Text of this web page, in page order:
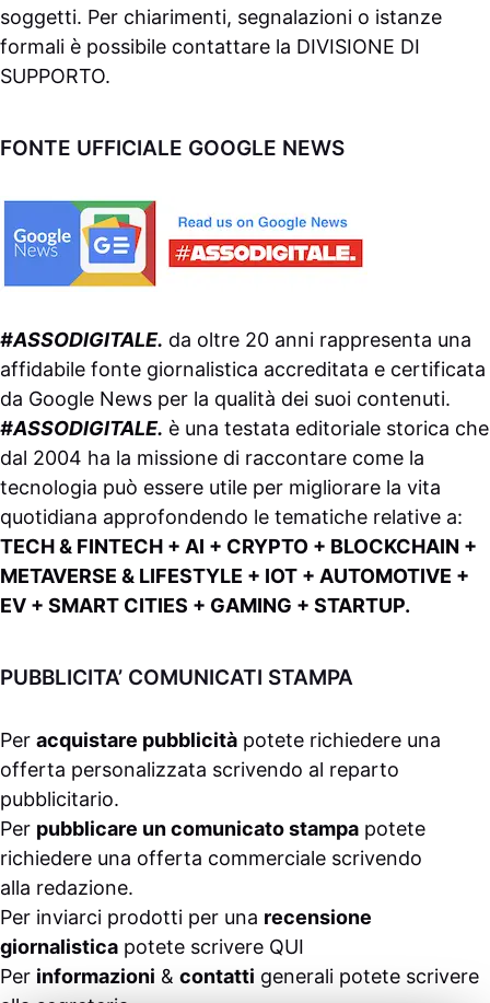
soggetti. Per chiarimenti, segnalazioni o istanze
formali è possibile contattare la DIVISIONE DI
SUPPORTO.
FONTE UFFICIALE GOOGLE NEWS
#ASSODIGITALE. da oltre 20 anni rappresenta una
affidabile fonte giornalistica accreditata e certificata
da Google News per la qualità dei suoi contenuti.
#ASSODIGITALE. è una testata editoriale storica che
dal 2004 ha la missione di raccontare come la
tecnologia può essere utile per migliorare la vita
quotidiana approfondendo le tematiche relative a:
TECH & FINTECH + AI + CRYPTO + BLOCKCHAIN +
METAVERSE & LIFESTYLE + IOT + AUTOMOTIVE +
EV + SMART CITIES + GAMING + STARTUP.
PUBBLICITA’ COMUNICATI STAMPA
Per acquistare pubblicità potete richiedere una
offerta personalizzata scrivendo al reparto
pubblicitario.
Per pubblicare un comunicato stampa potete
richiedere una offerta commerciale scrivendo
alla redazione.
Per inviarci prodotti per una recensione
giornalistica potete scrivere QUI
Per informazioni & contatti generali potete scrivere